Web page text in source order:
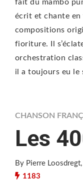
fait du mambo
écrit et chante en
compositions
fioriture. Il
orchestration
il a toujours eu le
CHANSON
Les
By Pierre Loosdregt
1183